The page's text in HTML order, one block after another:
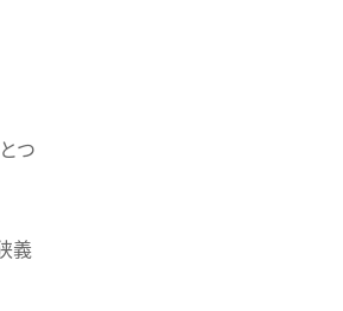
つ
義